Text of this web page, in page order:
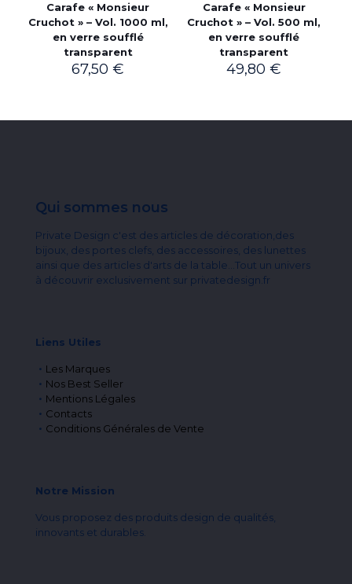
Carafe « Monsieur
Cruchot » – Vol. 1000 ml,
en verre soufflé
transparent
67,50€
Carafe « Monsieur
Cruchot » – Vol. 500 ml,
en verre soufflé
transparent
49,80€
Qui sommes nous
Private Design c'est des articles de décoration,des
bijoux, des portes clefs, des accessoires, des lunettes
ainsi que des articles d'arts de la table...Tout un univers
à découvrir exclusivement sur privatedesign.fr
Liens Utiles
Les Marques
Nos Best Seller
Mentions Légales
Contacts
Conditions Générales de Vente
Notre Mission
Vous proposez des produits design de qualités,
innovants et durables.